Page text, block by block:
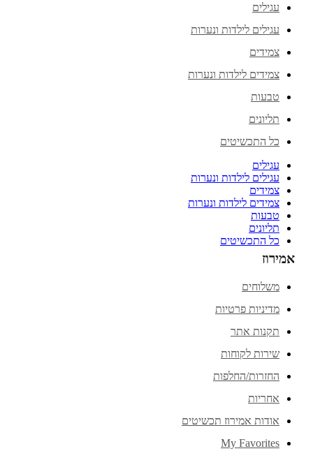
עגילים
עגילים לילדות ונערות
צמידים
צמידים לילדות ונערות
טבעות
תליונים
כל התכשיטים
עגילים
עגילים לילדות ונערות
צמידים
צמידים לילדות ונערות
טבעות
תליונים
כל התכשיטים
אמירוז
משלוחים
מדיניות פרטיות
תקנות אתר
שירות לקוחות
החזרות/החלפות
אחריות
אודות אמירוז תכשיטים
My Favorites